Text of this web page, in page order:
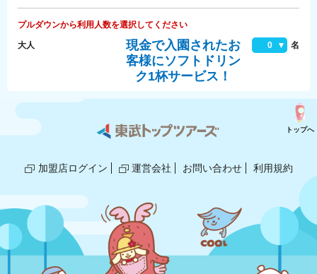
プルダウンから利用人数を選択してください
大人
現金で入園されたお
客様にソフトドリン
ク1杯サービス！
0 名
加盟店ログイン 運営会社 お問い合わせ 利用規約
トップへ